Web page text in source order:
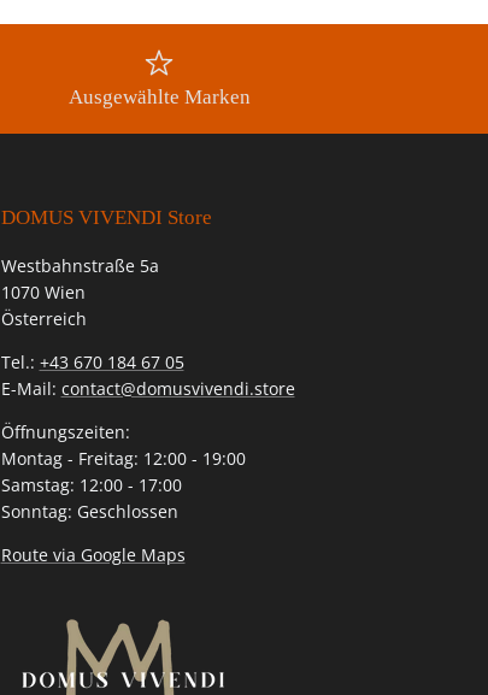
Ausgewählte Marken
DOMUS VIVENDI Store
Westbahnstraße 5a
1070 Wien
Österreich
Tel.: +43 670 184 67 05
E-Mail: contact@domusvivendi.store
Öffnungszeiten:
Montag - Freitag: 12:00 - 19:00
Samstag: 12:00 - 17:00
Sonntag: Geschlossen
Route via Google Maps